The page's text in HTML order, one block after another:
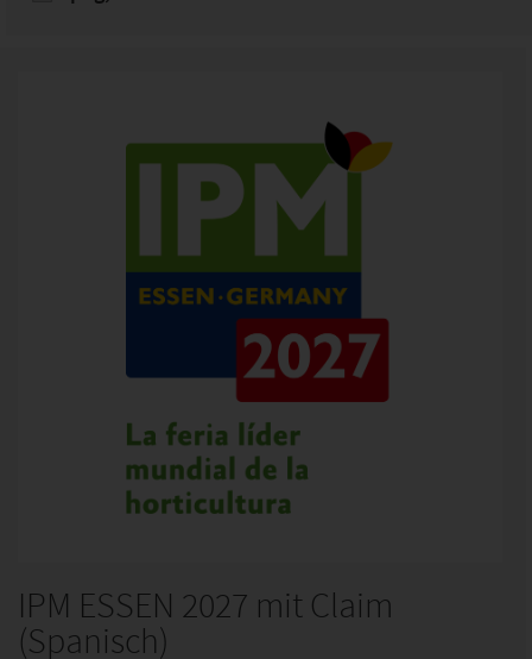
IPM ESSEN 2027 mit Claim
(Spanisch)